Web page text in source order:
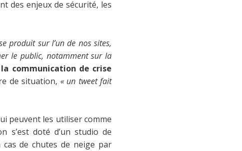
des enjeux de sécurité, les
produit sur l’un de nos sites,
le public, notamment sur la
communication de crise
de situation, « un tweet fait
peuvent les utiliser comme
s’est doté d’un studio de
cas de chutes de neige par